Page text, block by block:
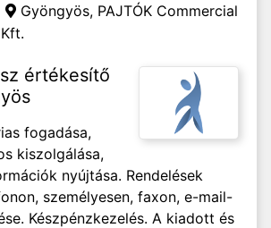
Gyöngyös, PAJTÓK Commercial
Kft.
értékesítő
fogadása,
kiszolgálása,
nyújtása. Rendelések
személyesen, faxon, e-mail-
Készpénzkezelés. A kiadott és